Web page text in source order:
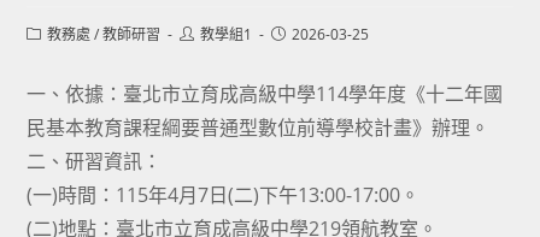
Post教務處 / 教師研習
Post教學組1
Post2026-03-25
一、依據：臺北市立育成高級中學114學年度《十二年國
民基本教育課程綱要普通型數位前導學校計畫》辦理。
二、研習資訊：
(一)時間：115年4月7日(二)下午13:00-17:00。
(二)地點：臺北市立育成高級中學219領航教室。